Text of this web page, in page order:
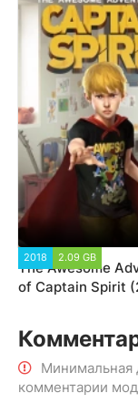
2018 2.09 GB
The Awesome
of Captain Spirit
Минимальная
комментарии